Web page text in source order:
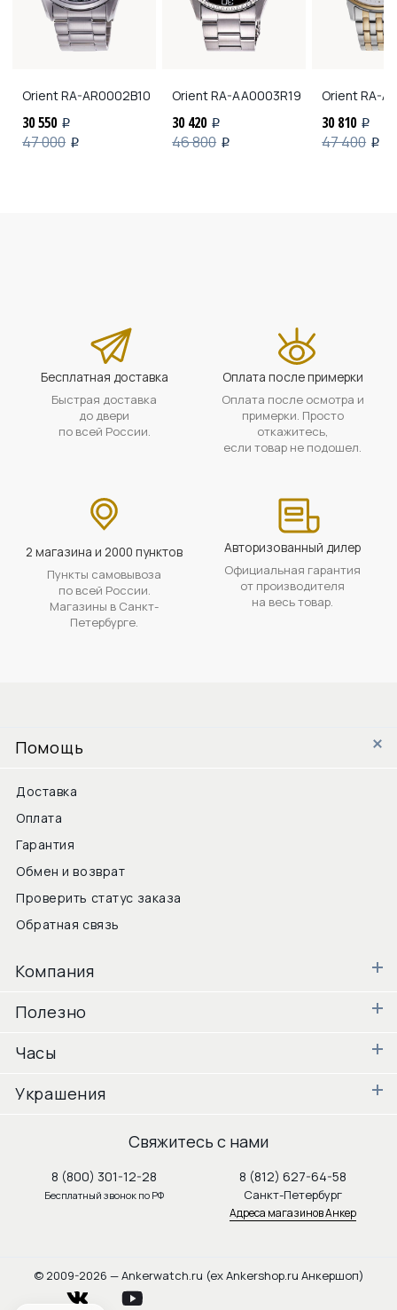
OrientRA-AR0002B10
30 550 i
47 000 i
OrientRA-AA0003R19
30 420 i
46 800 i
OrientRA-
30 810 i
47 400 i
Бесплатная доставка
Быстрая доставка
до двери
по всей России.
Оплата после примерки
Оплата после осмотра и
примерки. Просто
откажитесь,
если товар не подошел.
2 магазина и 2000 пунктов
Пункты самовывоза
по всей России.
Магазины в Санкт-
Петербурге.
Авторизованный дилер
Официальная гарантия
от производителя
на весь товар.
Помощь
Доставка
Оплата
Гарантия
Обмен и возврат
Проверить статус заказа
Обратная связь
Компания
Полезно
Часы
Украшения
Свяжитесь с нами
8 (800) 301-12-28
Бесплатный звонок по РФ
8 (812) 627-64-58
Санкт-Петербург
Адреса магазинов Анкер
© 2009-2026 — Ankerwatch.ru (ex Ankershop.ru Анкершоп)
vkontakte youtube